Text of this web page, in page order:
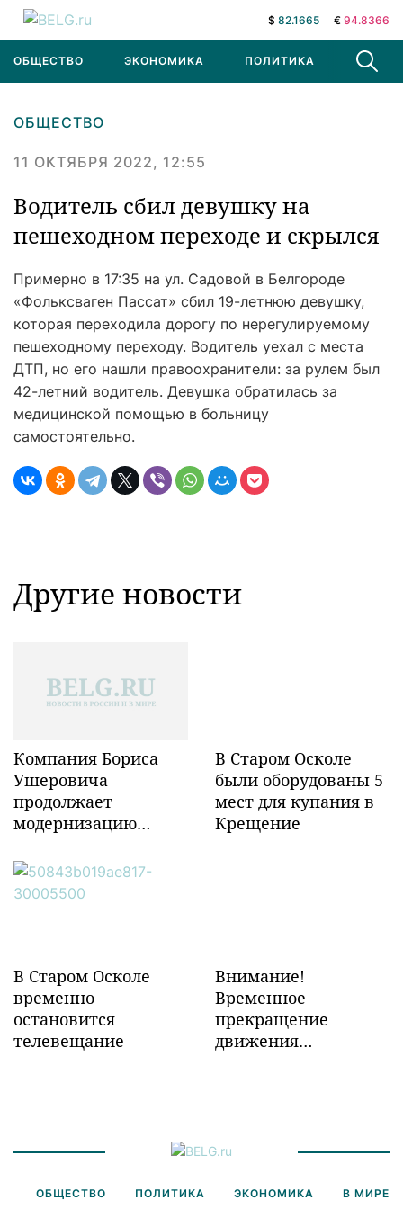
$ 82.1665 € 94.8366
ОБЩЕСТВО ЭКОНОМИКА ПОЛИТИКА В МИРЕ
ОБЩЕСТВО
11 ОКТЯБРЯ 2022, 12:55
Водитель сбил девушку на
пешеходном переходе и скрылся
Примерно в 17:35 на ул. Садовой в Белгороде
«Фольксваген Пассат» сбил 19-летнюю девушку,
которая переходила дорогу по нерегулируемому
пешеходному переходу. Водитель уехал с места
ДТП, но его нашли правоохранители: за рулем был
42-летний водитель. Девушка обратилась за
медицинской помощью в больницу
самостоятельно.
Другие новости
Компания Бориса
Ушеровича
продолжает
модернизацию
инфраструктуры в
Забайкалье
В Старом Осколе
были оборудованы 5
мест для купания в
Крещение
В Старом Осколе
временно
остановится
телевещание
Внимание!
Временное
прекращение
движения
ОБЩЕСТВО ПОЛИТИКА ЭКОНОМИКА В МИРЕ